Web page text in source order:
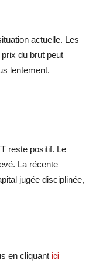
actuelle. Les
du brut peut
lentement.
reste positif. Le
La récente
jugée disciplinée,
en cliquant ici